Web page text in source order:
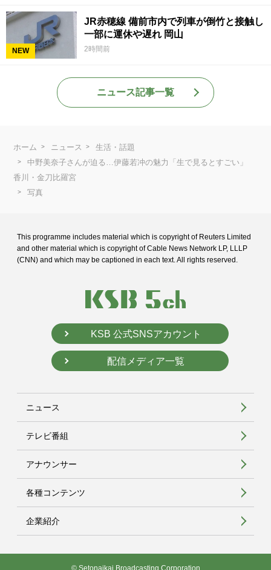
NEW
JR赤穂線 備前市内で列車が倒竹と接触し
一部に運休や遅れ 岡山
2時間前
ニュース記事一覧
ホーム ニュース
生活・話題
中野美奈子さんが迫る…伊藤若冲の魅力「生で見るとすごい」
香川・金刀比羅宮
写真
This programme includes material which is copyright of Reuters Limited
and other material which is copyright of Cable News Network LP, LLLP
(CNN) and which may be captioned in each text. All rights reserved.
KSB 公式SNSアカウント
配信メディア一覧
ニュース
テレビ番組
アナウンサー
各種コンテンツ
企業紹介
© Setonaikai Broadcasting Corporation